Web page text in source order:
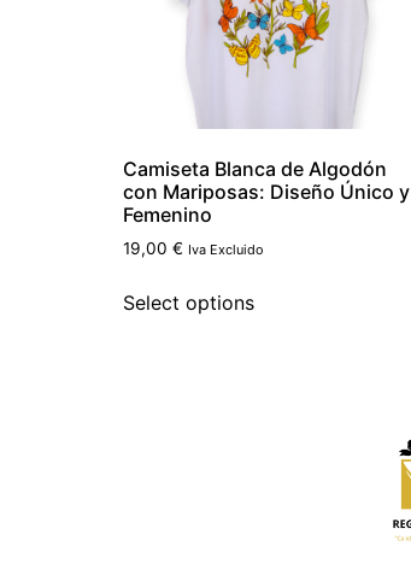
Camiseta Blanca de Algodón
con Mariposas: Diseño Único y
Femenino
19,00 € Iva Excluido
Select options